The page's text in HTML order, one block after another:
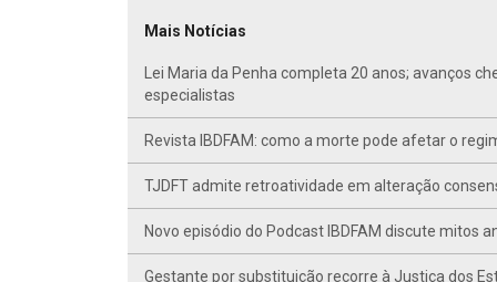
Mais Notícias
Lei Maria da Penha completa 20 anos; avanços
especialistas
Revista IBDFAM: como a morte pode afetar o
TJDFT admite retroatividade em alteração
Novo episódio do Podcast IBDFAM discute mitos
Gestante por substituição recorre à Justiça dos